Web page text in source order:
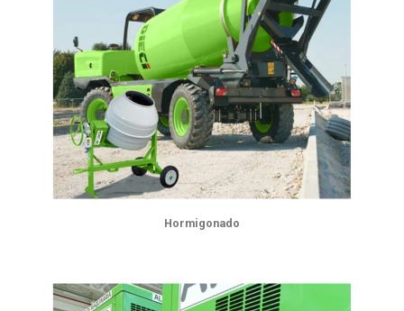
Hormigonado